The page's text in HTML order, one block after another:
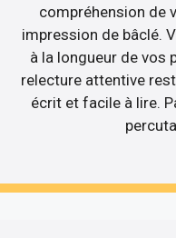
compréhension de
impression de bâclé.
à la longueur de vos
relecture attentive
écrit et facile à lire.